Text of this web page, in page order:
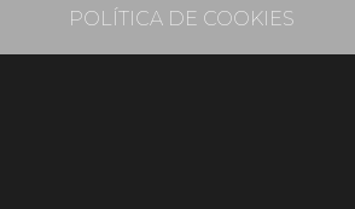
POLÍTICA DE COOKIES